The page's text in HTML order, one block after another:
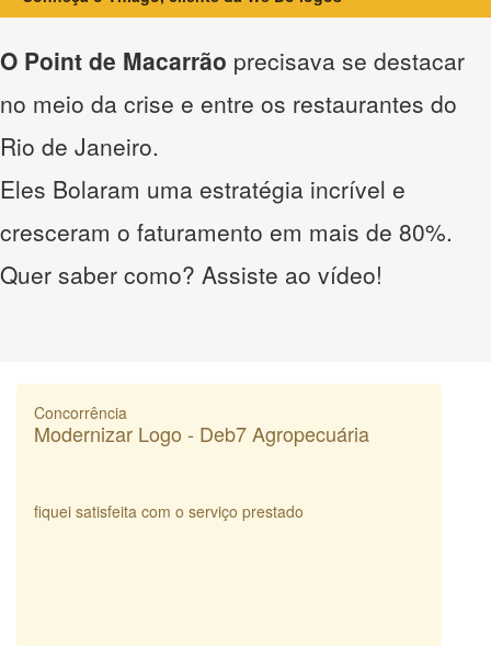
O Point de Macarrão precisava se destacar
no meio da crise e entre os restaurantes do
Rio de Janeiro.
Eles Bolaram uma estratégia incrível e
cresceram o faturamento em mais de 80%.
Quer saber como? Assiste ao vídeo!
Concorrência
Modernizar Logo - Deb7 Agropecuária
fiquei satisfeita com o serviço prestado